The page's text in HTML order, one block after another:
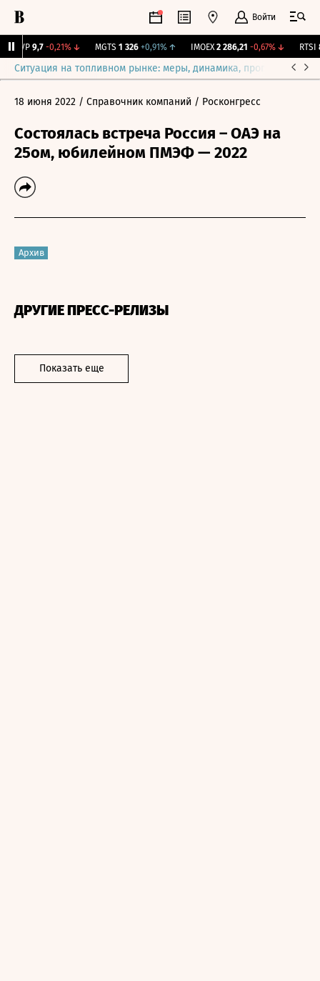
Войти
9,7 -0,21% ↓ MGTS 1 326 +0,91% ↑ IMOEX 2 286,21 -0,67%↓ RTSI
Ситуация на топливном рынке: меры, динамика, прогнозы
18 июня 2022 / Справочник компаний / Росконгресс
Состоялась встреча Россия – ОАЭ на
25ом, юбилейном ПМЭФ — 2022
Архив
ДРУГИЕ ПРЕСС-РЕЛИЗЫ
Показать еще